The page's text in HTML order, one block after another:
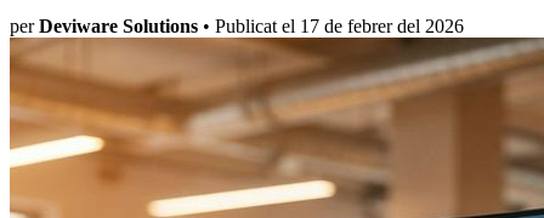
perDeviware Solutions • Publicat el 17 de febrer del 2026